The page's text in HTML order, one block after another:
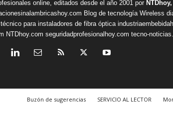
online, editados desde el año 2001 por
Blog de tecnología Wireless
técnico para instaladores de fibra óptica
NTDhoy.com seguridadprofesionalhoy.com tecno-
Buzón de sugerencias SERVICIO AL LECTOR